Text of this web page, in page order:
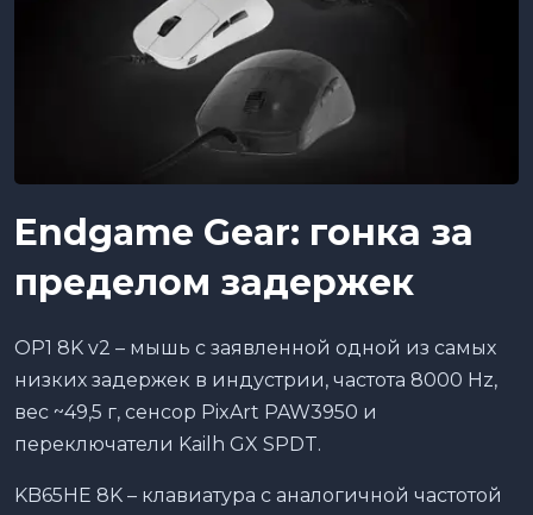
Endgame Gear: гонка за
пределом задержек
OP1 8K v2 – мышь с заявленной одной из самых
низких задержек в индустрии, частота 8000 Hz,
вес ~49,5 г, сенсор PixArt PAW3950 и
переключатели Kailh GX SPDT.
KB65HE 8K – клавиатура с аналогичной частотой